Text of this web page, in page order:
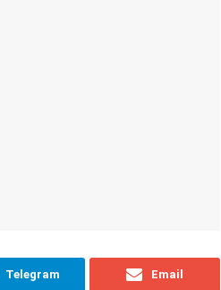
Telegram Email